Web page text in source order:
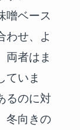
噌ベース
わせ、よ
両者はま
ていま
るのに対
冬向きの